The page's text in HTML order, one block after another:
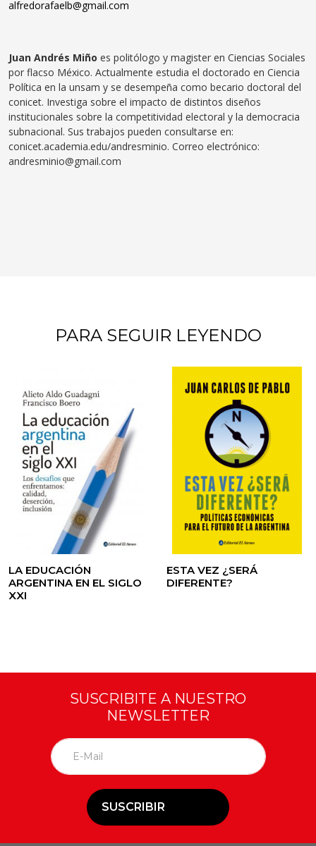
alfredorafaelb@gmail.com
Juan Andrés Miño es politólogo y magister en Ciencias Sociales
por flacso México. Actualmente estudia el doctorado en Ciencia
Política en la unsam y se desempeña como becario doctoral del
conicet. Investiga sobre el impacto de distintos diseños
institucionales sobre la competitividad electoral y la democracia
subnacional. Sus trabajos pueden consultarse en:
conicet.academia.edu/andresminio. Correo electrónico:
andresminio@gmail.com
PARA SEGUIR LEYENDO
LA EDUCACIÓN
ARGENTINA EN EL SIGLO
XXI
ESTA VEZ ¿SERÁ
DIFERENTE?
SUSCRIBITE A NUESTRO
NEWSLETTER
SUSCRIBIR